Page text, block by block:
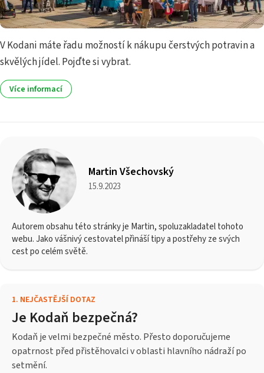
V Kodani máte řadu možností k nákupu čerstvých potravin a
skvělých jídel. Pojďte si vybrat.
Více informací
Martin Všechovský
15.9.2023
Autorem obsahu této stránky je Martin, spoluzakladatel tohoto
webu. Jako vášnivý cestovatel přináší tipy a postřehy ze svých
cest po celém světě.
1. NEJČASTĚJŠÍ DOTAZ
Je Kodaň bezpečná?
Kodaň je velmi bezpečné město. Přesto doporučujeme
opatrnost před přistěhovalci v oblasti hlavního nádraží po
setmění.